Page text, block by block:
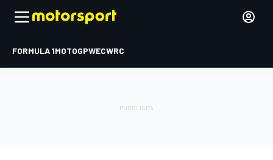
FORMULA 1MOTOGPWECWRC